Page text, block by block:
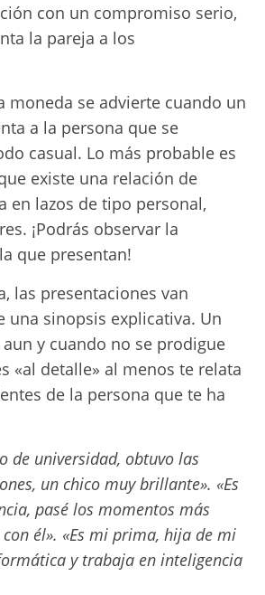
con un compromiso serio,
la pareja a los
moneda se advierte cuando un
a la persona que se
casual. Lo más probable es
existe una relación de
en lazos de tipo personal,
¡Podrás observar la
que presentan!
las presentaciones van
una sinopsis explicativa. Un
y cuando no se prodigue
«al detalle» al menos te relata
de la persona que te ha
de universidad, obtuvo las
un chico muy brillante». «Es
pasé los momentos más
él». «Es mi prima, hija de mi
y trabaja en inteligencia